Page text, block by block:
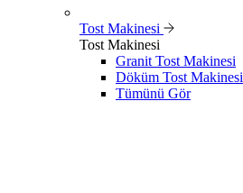
Tost Makinesi
Tost Makinesi
Granit Tost Makinesi
Döküm Tost Makinesi
Tümünü Gör